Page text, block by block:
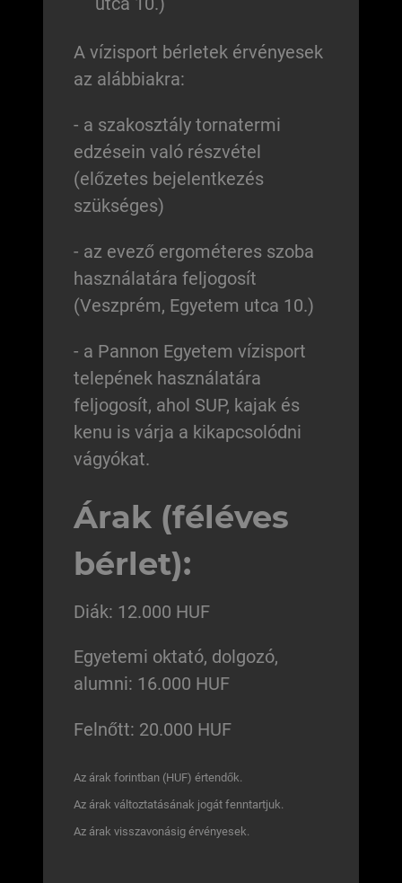
A vízisport bérletek érvényesek
az alábbiakra:
- a szakosztály tornatermi
edzésein való részvétel
(előzetes bejelentkezés
szükséges)
- az evező ergométeres szoba
használatára feljogosít
(Veszprém, Egyetem utca 10.)
- a Pannon Egyetem vízisport
telepének használatára
feljogosít, ahol SUP, kajak és
kenu is várja a kikapcsolódni
vágyókat.
Árak (féléves
bérlet):
Diák: 12.000 HUF
Egyetemi oktató, dolgozó,
alumni: 16.000 HUF
Felnőtt: 20.000 HUF
Az árak forintban (HUF) értendők.
Az árak változtatásának jogát fenntartjuk.
Az árak visszavonásig érvényesek.